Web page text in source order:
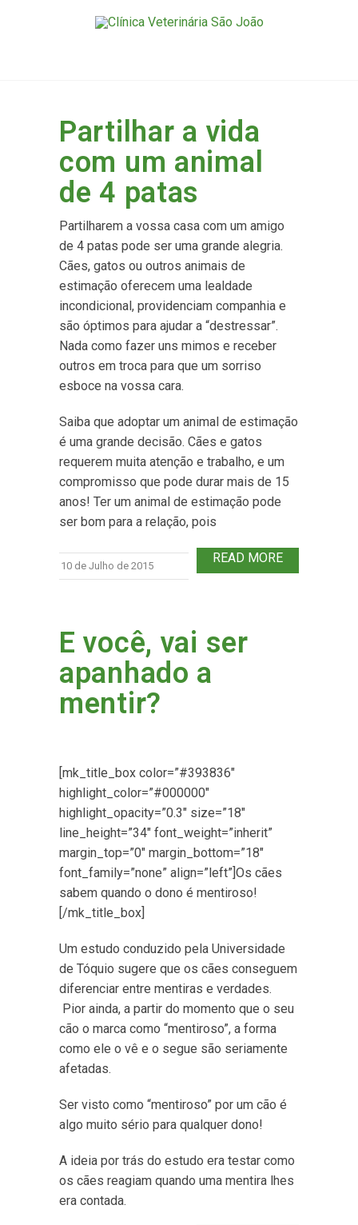
Partilhar a vida
com um animal
de 4 patas
Partilharem a vossa casa com um amigo
de 4 patas pode ser uma grande alegria.
Cães, gatos ou outros animais de
estimação oferecem uma lealdade
incondicional, providenciam companhia e
são óptimos para ajudar a “destressar”.
Nada como fazer uns mimos e receber
outros em troca para que um sorriso
esboce na vossa cara.
Saiba que adoptar um animal de estimação
é uma grande decisão. Cães e gatos
requerem muita atenção e trabalho, e um
compromisso que pode durar mais de 15
anos! Ter um animal de estimação pode
ser bom para a relação, pois
READ MORE
10 de Julho de 2015
E você, vai ser
apanhado a
mentir?
[mk_title_box color=”#393836″
highlight_color=”#000000″
highlight_opacity=”0.3″ size=”18″
line_height=”34″ font_weight=”inherit”
margin_top=”0″ margin_bottom=”18″
font_family=”none” align=”left”]Os cães
sabem quando o dono é mentiroso!
[/mk_title_box]
Um estudo conduzido pela Universidade
de Tóquio sugere que os cães conseguem
diferenciar entre mentiras e verdades.
Pior ainda, a partir do momento que o seu
cão o marca como “mentiroso”, a forma
como ele o vê e o segue são seriamente
afetadas.
Ser visto como “mentiroso” por um cão é
algo muito sério para qualquer dono!
A ideia por trás do estudo era testar como
os cães reagiam quando uma mentira lhes
era contada.